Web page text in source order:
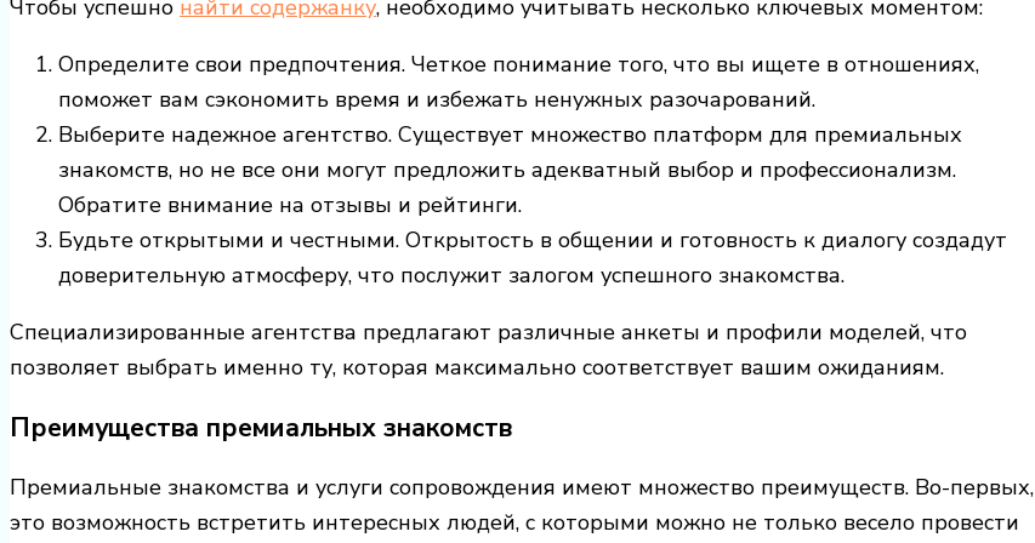
Чтобы успешно найти содержанку, необходимо учитывать несколько ключевых моментом:
Определите свои предпочтения. Четкое понимание того, что вы ищете в отношениях,
поможет вам сэкономить время и избежать ненужных разочарований.
Выберите надежное агентство. Существует множество платформ для премиальных
знакомств, но не все они могут предложить адекватный выбор и профессионализм.
Обратите внимание на отзывы и рейтинги.
Будьте открытыми и честными. Открытость в общении и готовность к диалогу создадут
доверительную атмосферу, что послужит залогом успешного знакомства.
Специализированные агентства предлагают различные анкеты и профили моделей, что
позволяет выбрать именно ту, которая максимально соответствует вашим ожиданиям.
Преимущества премиальных знакомств
Премиальные знакомства и услуги сопровождения имеют множество преимуществ. Во-первых,
это возможность встретить интересных людей, с которыми можно не только весело провести